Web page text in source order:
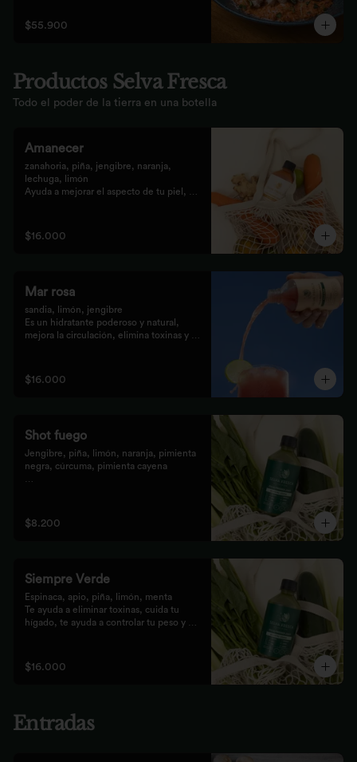
grill.
$55.900
Productos Selva Fresca
Todo el poder de la tierra en una botella
Amanecer
zanahoria, piña, jengibre, naranja,
lechuga, limón
Ayuda a mejorar el aspecto de tu piel,
celular
$16.000
Mar rosa
sandia, limón, jengibre
Es un hidratante poderoso y natural,
mejora la circulación, elimina toxinas y
$16.000
Shot fuego
Jengibre, piña, limón, naranja, pimienta
negra, cúrcuma, pimienta cayena
inflamación del organismo.
recomendamos tomarlo solo con soda o
$8.200
Siempre Verde
Espinaca, apio, piña, limón, menta
Te ayuda a eliminar toxinas, cuida tu
hígado, te ayuda a controlar tu peso y
$16.000
Entradas